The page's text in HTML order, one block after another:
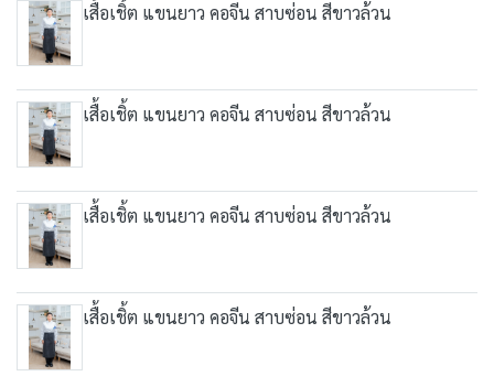
เสื้อเชิ้ต แขนยาว คอจีน สาบซ่อน สีขาวล้วน
เสื้อเชิ้ต แขนยาว คอจีน สาบซ่อน สีขาวล้วน
เสื้อเชิ้ต แขนยาว คอจีน สาบซ่อน สีขาวล้วน
เสื้อเชิ้ต แขนยาว คอจีน สาบซ่อน สีขาวล้วน